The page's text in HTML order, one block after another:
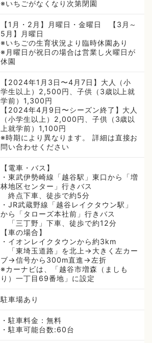
※いちごがなくなり次第閉園
【1月・2月】月曜日・金曜日 【3月～
5月】月曜日
※いちごの生育状況より臨時休園あり
※月曜日が祝日の場合は営業し火曜日が
休園
【2024年1月3日〜4月7日】大人（小
学生以上）2,500円、子供（3歳以上就
学前）1,300円
【2024年4月9日〜シーズン終了】大人
（小学生以上）2,000円、子供（3歳以
上就学前）1,100円
※時期により異なります。 詳細は直接お
問い合わせください
【電車・バス】
・東武伊勢崎線「越谷駅」東口から「増
林地区センター」行きバス
終点下車、徒歩で約5分
・JR武蔵野線「越谷レイクタウン駅」
から「タローズ本社前」行きバス
「三丁野」下車、徒歩で約12分
【車の場合】
・イオンレイクタウンから約3km
「東埼玉道路」を北上→大きく左カー
ブ→信号から300m直進→左折
※カーナビは、「越谷市増森（ましも
り）一丁目69番地」に設定
駐車場あり
・駐車料金：無料
・駐車可能台数:60台